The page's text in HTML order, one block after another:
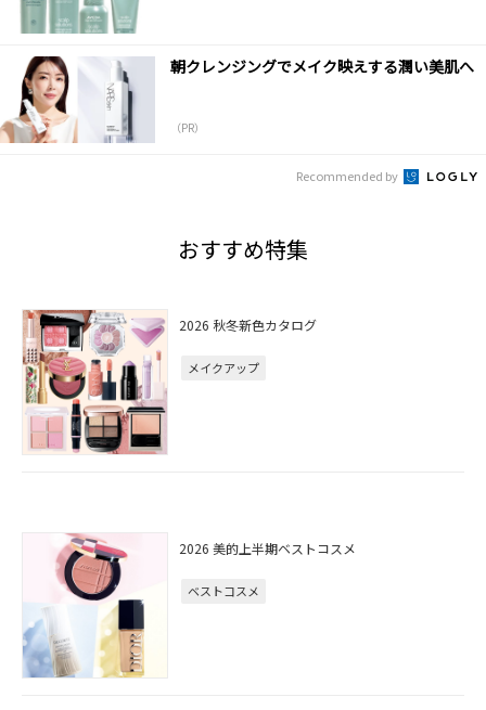
朝クレンジングでメイク映えする潤い美肌へ
（PR）
Recommended by
おすすめ特集
2026 秋冬新色カタログ
メイクアップ
2026 美的上半期ベストコスメ
ベストコスメ